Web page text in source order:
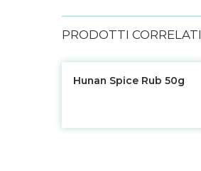
PRODOTTI CORRELATI
Hunan Spice Rub 50g